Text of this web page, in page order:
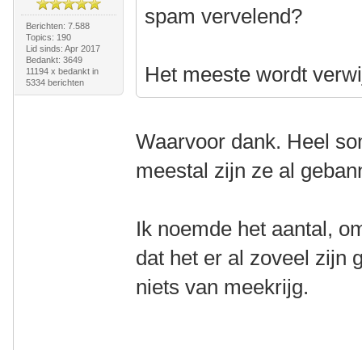
Berichten: 7.588
Topics: 190
Lid sinds: Apr 2017
Bedankt: 3649
11194 x bedankt in
5334 berichten
spam vervelend?
Het meeste wordt
Waarvoor dank. Heel
meestal zijn ze al
Ik noemde het aantal,
dat het er al zoveel zijn
niets van meekrijg.